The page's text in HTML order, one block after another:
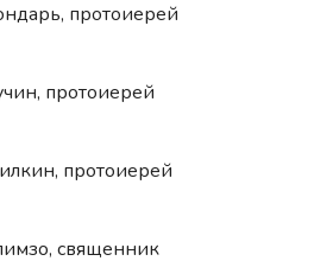
протоиерей
протоиерей
протоиерей
священник